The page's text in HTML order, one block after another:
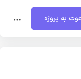
به پروژه